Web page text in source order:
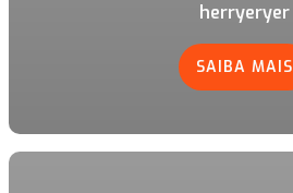
herryeryer
SAIBA MAIS